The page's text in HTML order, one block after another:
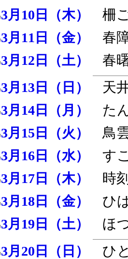
3月10日（木） 柵
3月11日（金） 春
3月12日（土） 春
3月13日（日） 天
3月14日（月） た
3月15日（火） 鳥
3月16日（水） す
3月17日（木） 時
3月18日（金） ひ
3月19日（土） ほ
3月20日（日） ひ